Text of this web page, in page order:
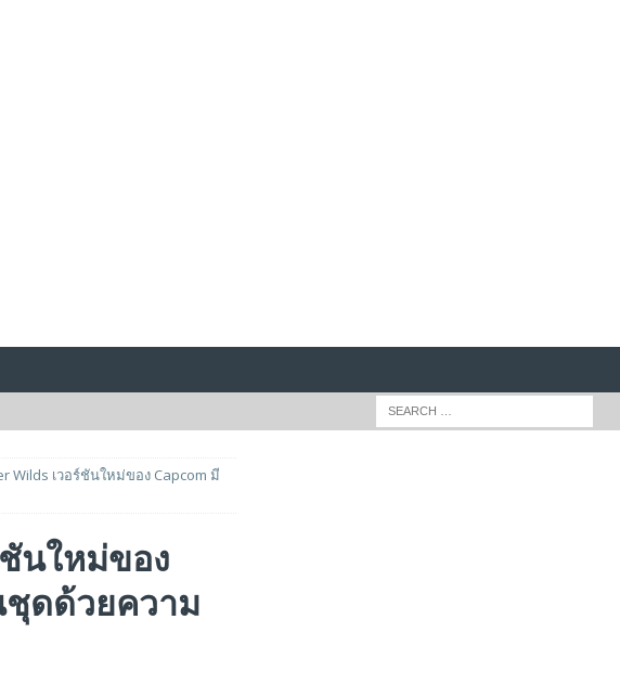
พื้นฐานระดับ
งขึ้น 205% และ
กำไรสุทธิ 7.7
Wilds เวอร์ชันใหม่ของ Capcom มี
นใหม่ของ
ดด้วยความ